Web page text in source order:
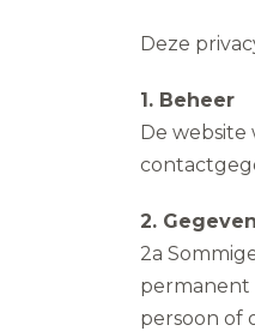
Deze
1. Beheer
De website
2.
2a
permanent
persoon of